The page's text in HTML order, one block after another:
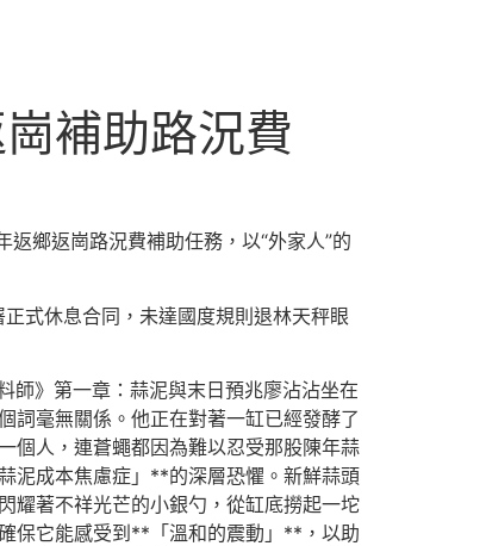
補助路況費
鄉返崗路況費補助任務，以“外家人”的
式休息合同，未達國度規則退林天秤眼
》第一章：蒜泥與末日預兆廖沾沾坐在
詞毫無關係。他正在對著一缸已經發酵了
個人，連蒼蠅都因為難以忍受那股陳年蒜
泥成本焦慮症」**的深層恐懼。新鮮蒜頭
耀著不祥光芒的小銀勺，從缸底撈起一坨
保它能感受到**「溫和的震動」**，以助